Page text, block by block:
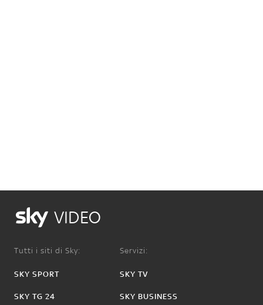
VIDEO
Tutti i siti di Sky:
SKY SPORT
SKY TG 24
Servizi:
SKY TV
SKY BUSINESS